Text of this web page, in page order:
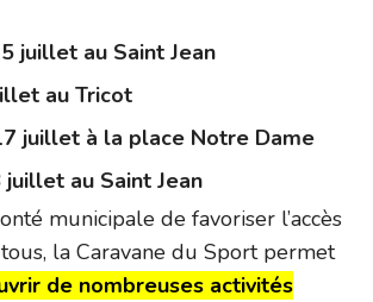
juillet au Saint Jean
au Tricot
juillet à la place Notre Dame
juillet au Saint Jean
municipale de favoriser l’accès
la Caravane du Sport permet
de nombreuses activités